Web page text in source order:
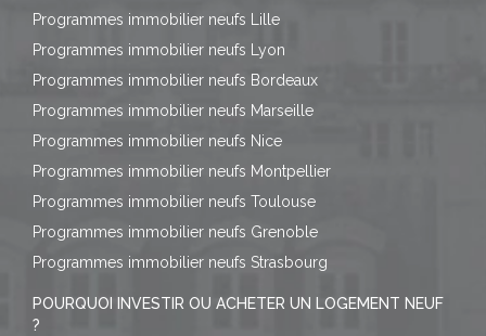
Programmes immobilier neufs Lille
Programmes immobilier neufs Lyon
Programmes immobilier neufs Bordeaux
Programmes immobilier neufs Marseille
Programmes immobilier neufs Nice
Programmes immobilier neufs Montpellier
Programmes immobilier neufs Toulouse
Programmes immobilier neufs Grenoble
Programmes immobilier neufs Strasbourg
POURQUOI INVESTIR OU ACHETER UN LOGEMENT NEUF
?